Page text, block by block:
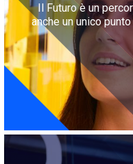
Il Futuro è un
anche un unico